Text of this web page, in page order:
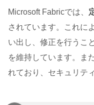
Microsoft Fabricでは、
されています。これに
い出し、修正を行うこ
を維持しています。ま
れており、セキュリテ